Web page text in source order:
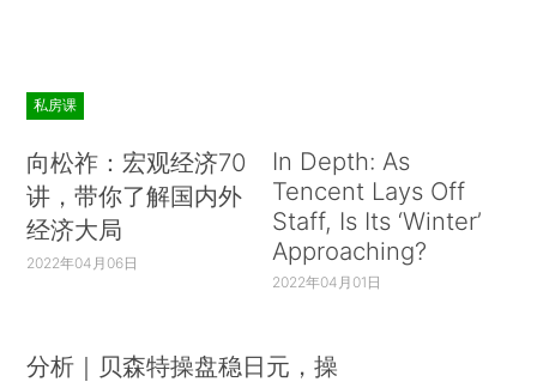
私房课
向松祚：宏观经济70
讲，带你了解国内外
经济大局
2022年04月06日
In Depth: As
Tencent Lays Off
Staff, Is Its ‘Winter’
Approaching?
2022年04月01日
分析｜贝森特操盘稳日元，操